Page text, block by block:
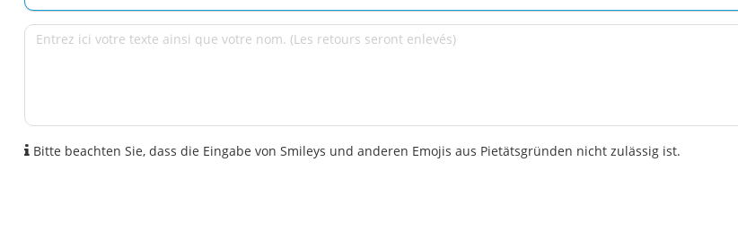
Bitte beachten Sie, dass die Eingabe von Smileys und anderen Emojis aus Pietätsgründen nicht zulässig ist.